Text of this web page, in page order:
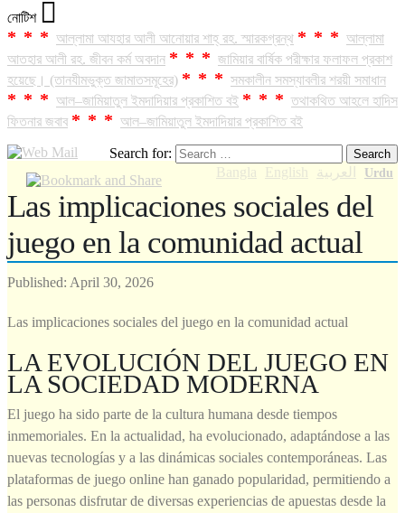
নোটিশ
*** আল্লামা আযহার আলী আনোয়ার শাহ্‌ রহ. স্মারকগ্রন্থ *** আল্লামা
আতহার আলী রহ. জীবন কর্ম অবদান *** জামিয়ার বার্ষিক পরীক্ষার ফলাফল প্রকাশ
হয়েছে। (তানযীমভুক্ত জামাতসমূহের) *** সমকালীন সমস্যাবলীর শরয়ী সমাধান
*** আল–জামিয়াতুল ইমদাদিয়ার প্রকাশিত বই *** তথাকথিত আহলে হাদিস
ফিতনার জবাব *** আল–জামিয়াতুল ইমদাদিয়ার প্রকাশিত বই
Search for:
Bangla
English العربية Urdu
Las implicaciones sociales del
juego en la comunidad actual
Published: April 30, 2026
Las implicaciones sociales del juego en la comunidad actual
LA EVOLUCIÓN DEL JUEGO EN
LA SOCIEDAD MODERNA
El juego ha sido parte de la cultura humana desde tiempos
inmemoriales. En la actualidad, ha evolucionado, adaptándose a las
nuevas tecnologías y a las dinámicas sociales contemporáneas. Las
plataformas de juego online han ganado popularidad, permitiendo a
las personas disfrutar de diversas experiencias de apuestas desde la